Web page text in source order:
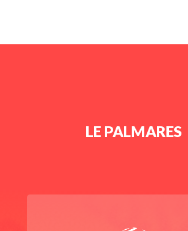
LE PALMARES